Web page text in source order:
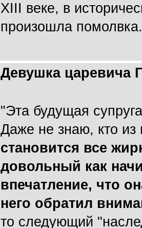
XIII веке, в
произошла помолвка.
Девушка царевича
"Эта будущая
Даже не знаю, кто
становится все
довольный как
впечатление, что
него обратил
то следующий